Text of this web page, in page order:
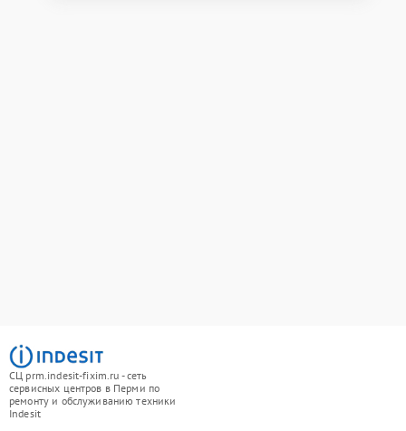
СЦ prm.indesit-fixim.ru - сеть
сервисных центров в Перми по
ремонту и обслуживанию техники
Indesit